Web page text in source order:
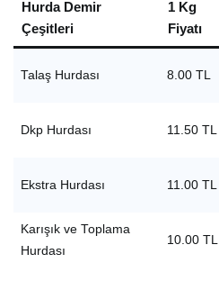
Hurda Demir
Çeşitleri
1 Kg
Fiyatı
Talaş Hurdası 8.00 TL
Dkp Hurdası 11.50 TL
Ekstra Hurdası 11.00 TL
Karışık ve Toplama
Hurdası
10.00 TL